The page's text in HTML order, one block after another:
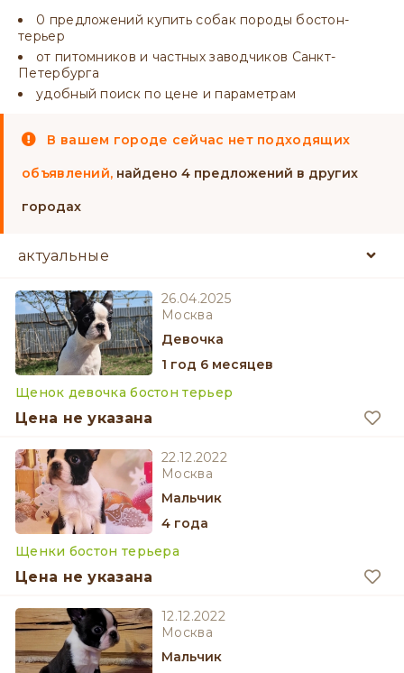
0 предложений купить собак породы бостон-
терьер
от питомников и частных заводчиков Санкт-
Петербурга
удобный поиск по цене и параметрам
В вашем городе сейчас нет подходящих
объявлений, найдено 4 предложений в других
городах
26.04.2025
Москва
девочка
1 год 6 месяцев
Щенок девочка бостон терьер
Цена не указана
22.12.2022
Москва
мальчик
4 года
Щенки бостон терьера
Цена не указана
12.12.2022
Москва
мальчик